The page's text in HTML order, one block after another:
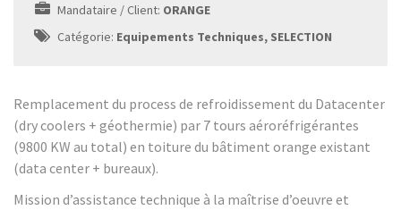
Mandataire / Client: ORANGE
Catégorie: Equipements Techniques, SELECTION
Remplacement du process de refroidissement du Datacenter
(dry coolers + géothermie) par 7 tours aéroréfrigérantes
(9800 KW au total) en toiture du bâtiment orange existant
(data center + bureaux).
Mission d’assistance technique à la maîtrise d’oeuvre et